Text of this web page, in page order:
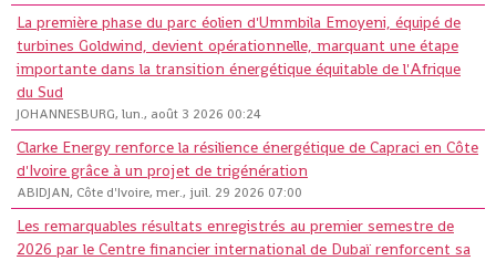
La première phase du parc éolien d'Ummbila Emoyeni, équipé de
turbines Goldwind, devient opérationnelle, marquant une étape
importante dans la transition énergétique équitable de l'Afrique
du Sud
JOHANNESBURG, lun., août 3 2026 00:24
Clarke Energy renforce la résilience énergétique de Capraci en Côte
d'Ivoire grâce à un projet de trigénération
ABIDJAN, Côte d'Ivoire, mer., juil. 29 2026 07:00
Les remarquables résultats enregistrés au premier semestre de
2026 par le Centre financier international de Dubaï renforcent sa